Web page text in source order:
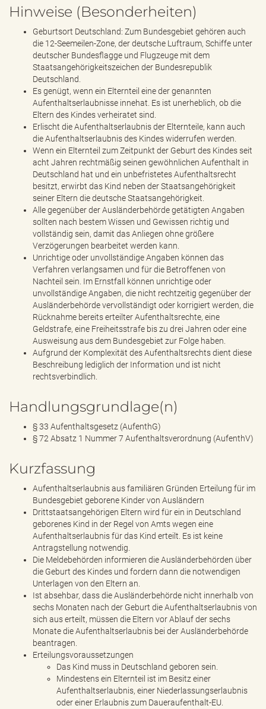
Hinweise (Besonderheiten)
Geburtsort Deutschland: Zum Bundesgebiet gehören auch
die 12-Seemeilen-Zone, der deutsche Luftraum, Schiffe unter
deutscher Bundesflagge und Flugzeuge mit dem
Staatsangehörigkeitszeichen der Bundesrepublik
Deutschland.
Es genügt, wenn ein Elternteil eine der genannten
Aufenthaltserlaubnisse innehat. Es ist unerheblich, ob die
Eltern des Kindes verheiratet sind.
Erlischt die Aufenthaltserlaubnis der Elternteile, kann auch
die Aufenthaltserlaubnis des Kindes widerrufen werden.
Wenn ein Elternteil zum Zeitpunkt der Geburt des Kindes seit
acht Jahren rechtmäßig seinen gewöhnlichen Aufenthalt in
Deutschland hat und ein unbefristetes Aufenthaltsrecht
besitzt, erwirbt das Kind neben der Staatsangehörigkeit
seiner Eltern die deutsche Staatsangehörigkeit.
Alle gegenüber der Ausländerbehörde getätigten Angaben
sollten nach bestem Wissen und Gewissen richtig und
vollständig sein, damit das Anliegen ohne größere
Verzögerungen bearbeitet werden kann.
Unrichtige oder unvollständige Angaben können das
Verfahren verlangsamen und für die Betroffenen von
Nachteil sein. Im Ernstfall können unrichtige oder
unvollständige Angaben, die nicht rechtzeitig gegenüber der
Ausländerbehörde vervollständigt oder korrigiert werden, die
Rücknahme bereits erteilter Aufenthaltsrechte, eine
Geldstrafe, eine Freiheitsstrafe bis zu drei Jahren oder eine
Ausweisung aus dem Bundesgebiet zur Folge haben.
Aufgrund der Komplexität des Aufenthaltsrechts dient diese
Beschreibung lediglich der Information und ist nicht
rechtsverbindlich.
Handlungsgrundlage(n)
§ 33 Aufenthaltsgesetz (AufenthG)
§ 72 Absatz 1 Nummer 7 Aufenthaltsverordnung (AufenthV)
Kurzfassung
Aufenthaltserlaubnis aus familiären Gründen Erteilung für im
Bundesgebiet geborene Kinder von Ausländern
Drittstaatsangehörigen Eltern wird für ein in Deutschland
geborenes Kind in der Regel von Amts wegen eine
Aufenthaltserlaubnis für das Kind erteilt. Es ist keine
Antragstellung notwendig.
Die Meldebehörden informieren die Ausländerbehörden über
die Geburt des Kindes und fordern dann die notwendigen
Unterlagen von den Eltern an.
Ist absehbar, dass die Ausländerbehörde nicht innerhalb von
sechs Monaten nach der Geburt die Aufenthaltserlaubnis von
sich aus erteilt, müssen die Eltern vor Ablauf der sechs
Monate die Aufenthaltserlaubnis bei der Ausländerbehörde
beantragen.
Erteilungsvoraussetzungen
Das Kind muss in Deutschland geboren sein.
Mindestens ein Elternteil ist im Besitz einer
Aufenthaltserlaubnis, einer Niederlassungserlaubnis
oder einer Erlaubnis zum Daueraufenthalt-EU.